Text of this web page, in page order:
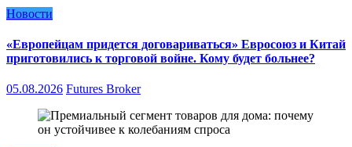
Новости
«Европейцам придется договариваться» Евросоюз и Китай
приготовились к торговой войне. Кому будет больнее?
05.08.2026 Futures Broker